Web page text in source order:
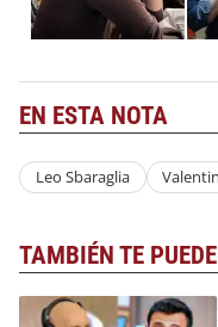
EN ESTA NOTA
Leo Sbaraglia
TAMBIÉN TE